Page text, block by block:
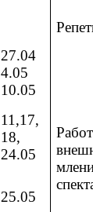
27.04
4.05
10.05
11,17,
18,
24.05
25.05